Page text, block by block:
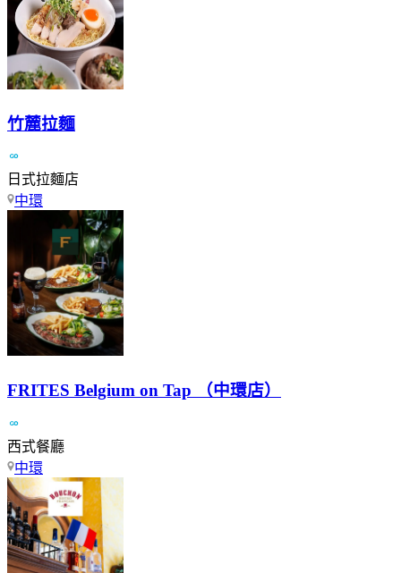
竹麓拉麵
日式拉麵店
中環
FRITES Belgium on Tap （中環店）
西式餐廳
中環